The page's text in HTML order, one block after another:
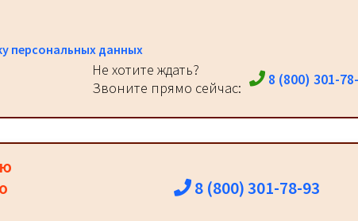
персональных данных
Не хотите ждать?
Звоните прямо сейчас:
8 (800) 301-
8 (800) 301-78-93